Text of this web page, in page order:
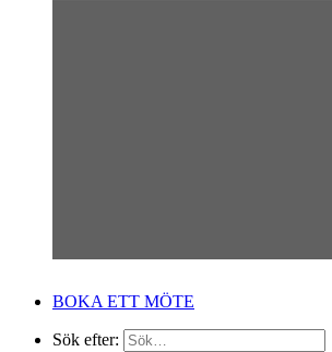
BOKA ETT MÖTE
Sök efter: